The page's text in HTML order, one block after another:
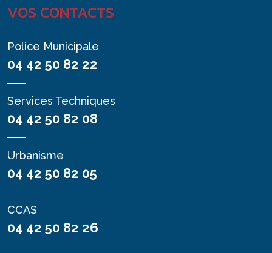
VOS CONTACTS
Police Municipale
04 42 50 82 22
Services Techniques
04 42 50 82 08
Urbanisme
04 42 50 82 05
CCAS
04 42 50 82 26